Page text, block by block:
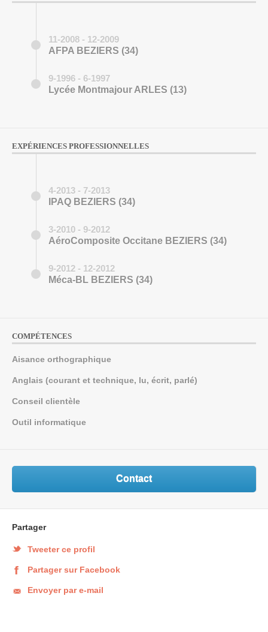
11-2008 - 12-2009
AFPA BEZIERS (34)
9-1996 - 6-1997
Lycée Montmajour ARLES (13)
EXPÉRIENCES PROFESSIONNELLES
4-2013 - 7-2013
IPAQ BEZIERS (34)
3-2010 - 9-2012
AéroComposite Occitane BEZIERS (34)
9-2012 - 12-2012
Méca-BL BEZIERS (34)
COMPÉTENCES
Aisance orthographique
Anglais (courant et technique, lu, écrit, parlé)
Conseil clientèle
Outil informatique
Contact
Partager
Tweeter ce profil
Partager sur Facebook
Envoyer par e-mail